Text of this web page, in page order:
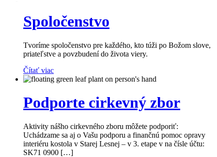
Spoločenstvo
Tvoríme spoločenstvo pre každého, kto túži po Božom slove,
priateľstve a povzbudení do života viery.
Čítať viac
Podporte cirkevný zbor
Aktivity nášho cirkevného zboru môžete podporiť:
Uchádzame sa aj o Vašu podporu a finančnú pomoc opravy
interiéru kostola v Starej Lesnej – v 3. etape v na čísle účtu:
SK71 0900 […]